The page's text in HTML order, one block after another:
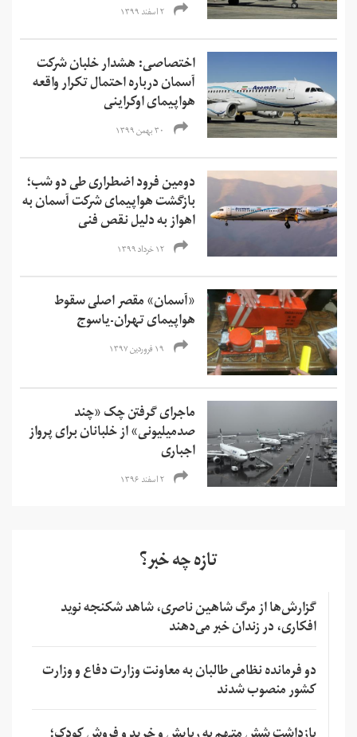
۲ اسفند ۱۳۹۹
اختصاصی: هشدار خلبان شرکت
آسمان درباره احتمال تکرار واقعه
هواپیمای اوکراینی
۳۰ بهمن ۱۳۹۹
دومین فرود اضطراری طی دو شب؛
بازگشت هواپیمای شرکت آسمان به
اهواز به دلیل نقص فنی
۱۲ خرداد ۱۳۹۹
«آسمان» مقصر اصلی سقوط
هواپیمای تهران-یاسوج
۱۹ فروردین ۱۳۹۷
ماجرای گرفتن چک «چند
صدمیلیونی» از خلبانان برای پرواز
اجباری
۲ اسفند ۱۳۹۶
تازه چه خبر؟
گزارش‌ها از مرگ شاهین ناصری، شاهد شکنجه نوید
افکاری، در زندان خبر می‌دهند
دو فرمانده نظامی طالبان به معاونت وزارت دفاع و وزارت
کشور منصوب شدند